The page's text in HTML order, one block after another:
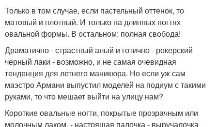
Только в том случае, если пастельный оттенок, то
матовый и плотный. И только на длинных ногтях
овальной формы. В остальном: полная свобода!
Драматично - страстный алый и готично - рокерский
черный лаки - возможно, и не самая очевидная
тенденция для летнего маникюра. Но если уж сам
маэстро Армани выпустил моделей на подиум с такими
руками, то что мешает выйти на улицу нам?
Короткие овальные ногти, покрытые прозрачным или
молочным лаком, - настоящая палочка - выручалочка